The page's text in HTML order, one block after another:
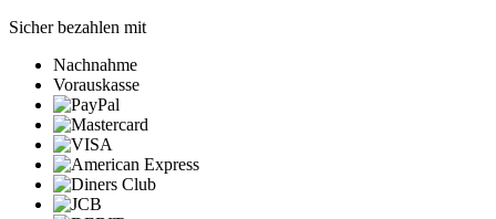
Sicher bezahlen mit
Nachnahme
Vorauskasse